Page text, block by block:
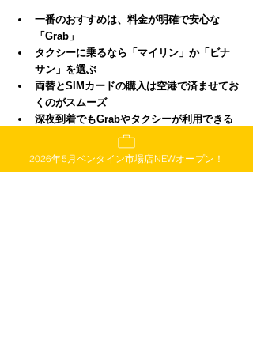
一番のおすすめは、料金が明確で安心な
「Grab」
タクシーに乗るなら「マイリン」か「ビナ
サン」を選ぶ
両替とSIMカードの購入は空港で済ませてお
くのがスムーズ
深夜到着でもGrabやタクシーが利用できる
お土産探しは、品揃え豊富で安心の「スタ
2026年5月ベンタイン市場店NEWオープン！